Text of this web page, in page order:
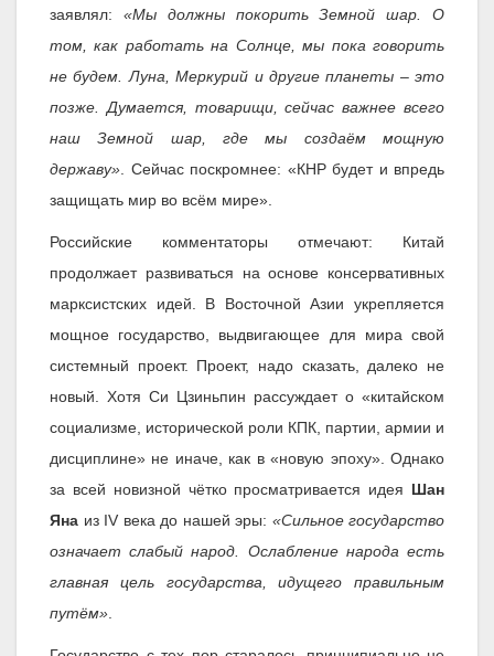
заявлял: «Мы должны покорить Земной шар. О
том, как работать на Солнце, мы пока говорить
не будем. Луна, Меркурий и другие планеты – это
позже. Думается, товарищи, сейчас важнее всего
наш Земной шар, где мы создаём мощную
державу» . Сейчас поскромнее: «КНР будет и впредь
защищать мир во всём мире».
Российские комментаторы отмечают: Китай
продолжает развиваться на основе консервативных
марксистских идей. В Восточной Азии укрепляется
мощное государство, выдвигающее для мира свой
системный проект. Проект, надо сказать, далеко не
новый. Хотя Си Цзиньпин рассуждает о «китайском
социализме, исторической роли КПК, партии, армии и
дисциплине» не иначе, как в «новую эпоху». Однако
за всей новизной чётко просматривается идея Шан
Яна из IV века до нашей эры: «Сильное государство
означает слабый народ. Ослабление народа есть
главная цель государства, идущего правильным
путём»